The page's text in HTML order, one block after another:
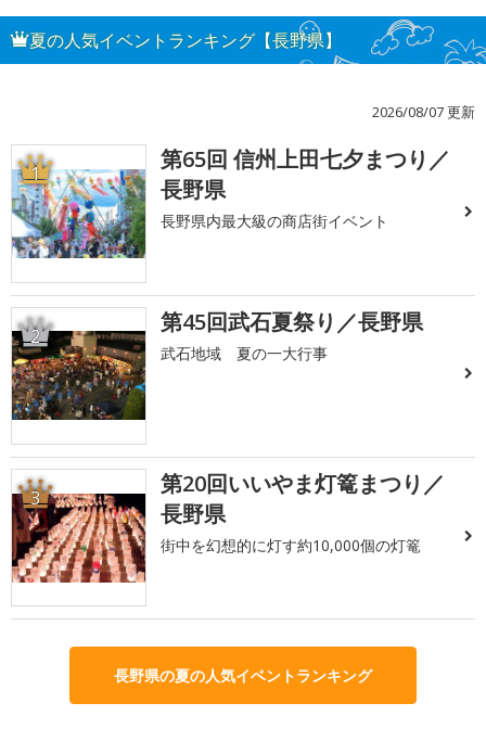
夏の人気イベントランキング【長野県】
2026/08/07 更新
1
第65回 信州上田七夕まつり／
長野県
長野県内最大級の商店街イベント
2 第45回武石夏祭り／長野県
武石地域 夏の一大行事
3
第20回いいやま灯篭まつり／
長野県
街中を幻想的に灯す約10,000個の灯篭
長野県の夏の人気イベントランキング